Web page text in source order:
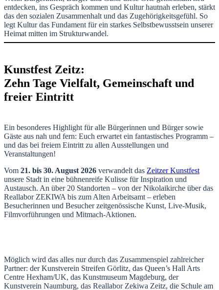
entdecken, ins Gespräch kommen und Kultur hautnah erleben, stärkt
das den sozialen Zusammenhalt und das Zugehörigkeitsgefühl. So
legt Kultur das Fundament für ein starkes Selbstbewusstsein unserer
Heimat mitten im Strukturwandel.
Kunstfest Zeitz:
Zehn Tage Vielfalt, Gemeinschaft und
freier Eintritt
Ein besonderes Highlight für alle Bürgerinnen und Bürger sowie
Gäste aus nah und fern: Euch erwartet ein fantastisches Programm –
und das bei freiem Eintritt zu allen Ausstellungen und
Veranstaltungen!
Vom 21. bis 30. August 2026 verwandelt das Zeitzer Kunstfest
unsere Stadt in eine bühnenreife Kulisse für Inspiration und
Austausch. An über 20 Standorten – von der Nikolaikirche über das
Reallabor ZEKIWA bis zum Alten Arbeitsamt – erleben
Besucherinnen und Besucher zeitgenössische Kunst, Live-Musik,
Filmvorführungen und Mitmach-Aktionen.
Möglich wird das alles nur durch das Zusammenspiel zahlreicher
Partner: der Kunstverein Streifen Görlitz, das Queen’s Hall Arts
Centre Hexham/UK, das Kunstmuseum Magdeburg, der
Kunstverein Naumburg, das Reallabor Zekiwa Zeitz, die Schule am